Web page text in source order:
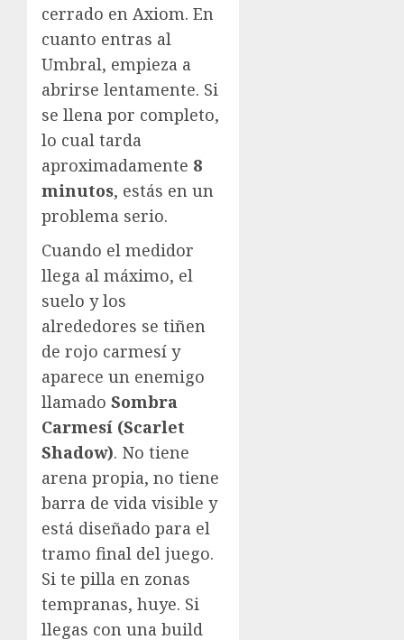
cerrado en Axiom. En
cuanto entras al
Umbral, empieza a
abrirse lentamente. Si
se llena por completo,
lo cual tarda
aproximadamente 8
minutos, estás en un
problema serio.
Cuando el medidor
llega al máximo, el
suelo y los
alrededores se tiñen
de rojo carmesí y
aparece un enemigo
llamado Sombra
Carmesí (Scarlet
Shadow). No tiene
arena propia, no tiene
barra de vida visible y
está diseñado para el
tramo final del juego.
Si te pilla en zonas
tempranas, huye. Si
llegas con una build